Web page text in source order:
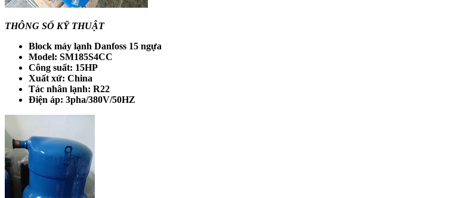
THÔNG SỐ KỸ THUẬT
Block máy lạnh Danfoss 15 ngựa
Model: SM185S4CC
Công suất: 15HP
Xuất xứ: China
Tác nhân lạnh: R22
Điện áp: 3pha/380V/50HZ